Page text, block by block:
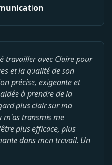
travailler avec Claire pour
et la qualité de son
précise, exigeante et
à prendre de la
plus clair sur ma
m'as transmis me
plus efficace, plus
dans mon travail. Un